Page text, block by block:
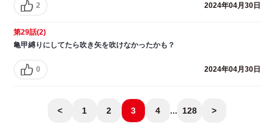
2 2024年04月30日
第29話(2)
亀甲縛りにしてたら吹き矢を吹けなかったかも？
0 2024年04月30日
< 1 2 3 4 ... 128 >